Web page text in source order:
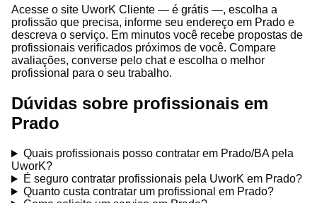
Acesse o site UworK Cliente — é grátis —, escolha a
profissão que precisa, informe seu endereço em Prado e
descreva o serviço. Em minutos você recebe propostas de
profissionais verificados próximos de você. Compare
avaliações, converse pelo chat e escolha o melhor
profissional para o seu trabalho.
Dúvidas sobre profissionais em
Prado
Quais profissionais posso contratar em Prado/BA pela
UworK?
É seguro contratar profissionais pela UworK em Prado?
Quanto custa contratar um profissional em Prado?